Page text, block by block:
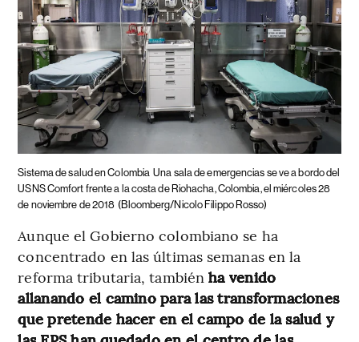
Sistema de salud en Colombia Una sala de emergencias se ve a bordo del
USNS Comfort frente a la costa de Riohacha, Colombia, el miércoles 28
de noviembre de 2018 (Bloomberg/Nicolo Filippo Rosso)
Aunque el Gobierno colombiano se ha
concentrado en las últimas semanas en la
reforma tributaria, tambiénha venido
allanando el camino para las transformaciones
que pretende hacer en el campo de la salud y